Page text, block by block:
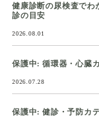
健康診断の尿検査でわ
診の目安
2026.08.01
保護中: 循環器・心臓
2026.07.28
保護中: 健診・予防カ